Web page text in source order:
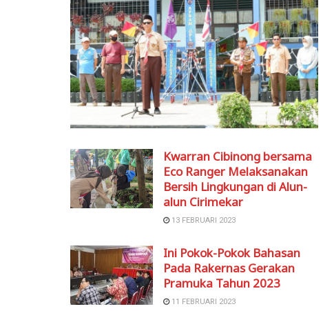
Kwarran Cibinong bersama
Eco Ranger Melaksanakan
Bersih Lingkungan di Alun-
alun Cirimekar
13 FEBRUARI 2023
Ini Pokok-Pokok Bahasan
Pada Rakernas Gerakan
Pramuka Tahun 2023
11 FEBRUARI 2023